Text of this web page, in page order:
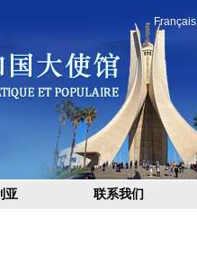
Français
亚 联系我们